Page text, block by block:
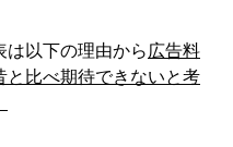
は以下の理由から 広告料
と比べ期待できないと考